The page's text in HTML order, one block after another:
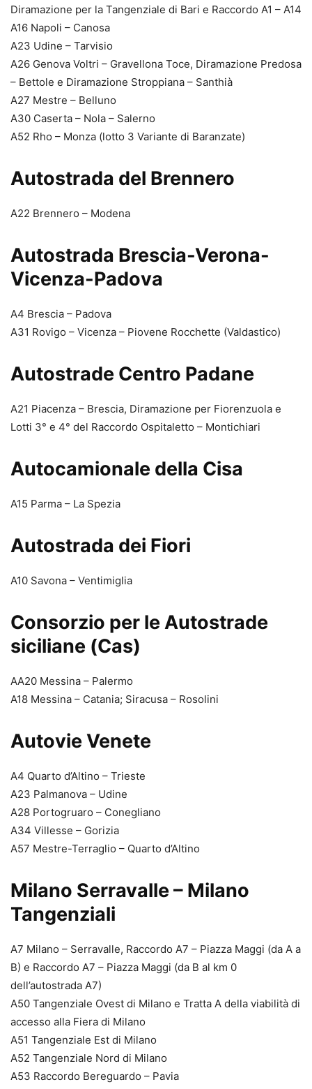
Diramazione per la Tangenziale di Bari e Raccordo A1 – A14
A16 Napoli – Canosa
A23 Udine – Tarvisio
A26 Genova Voltri – Gravellona Toce, Diramazione Predosa
– Bettole e Diramazione Stroppiana – Santhià
A27 Mestre – Belluno
A30 Caserta – Nola – Salerno
A52 Rho – Monza (lotto 3 Variante di Baranzate)
Autostrada del Brennero
A22 Brennero – Modena
Autostrada Brescia-Verona-
Vicenza-Padova
A4 Brescia – Padova
A31 Rovigo – Vicenza – Piovene Rocchette (Valdastico)
Autostrade Centro Padane
A21 Piacenza – Brescia, Diramazione per Fiorenzuola e
Lotti 3° e 4° del Raccordo Ospitaletto – Montichiari
Autocamionale della Cisa
A15 Parma – La Spezia
Autostrada dei Fiori
A10 Savona – Ventimiglia
Consorzio per le Autostrade
siciliane (Cas)
AA20 Messina – Palermo
A18 Messina – Catania; Siracusa – Rosolini
Autovie Venete
A4 Quarto d’Altino – Trieste
A23 Palmanova – Udine
A28 Portogruaro – Conegliano
A34 Villesse – Gorizia
A57 Mestre-Terraglio – Quarto d’Altino
Milano Serravalle – Milano
Tangenziali
A7 Milano – Serravalle, Raccordo A7 – Piazza Maggi (da A a
B) e Raccordo A7 – Piazza Maggi (da B al km 0
dell’autostrada A7)
A50 Tangenziale Ovest di Milano e Tratta A della viabilità di
accesso alla Fiera di Milano
A51 Tangenziale Est di Milano
A52 Tangenziale Nord di Milano
A53 Raccordo Bereguardo – Pavia